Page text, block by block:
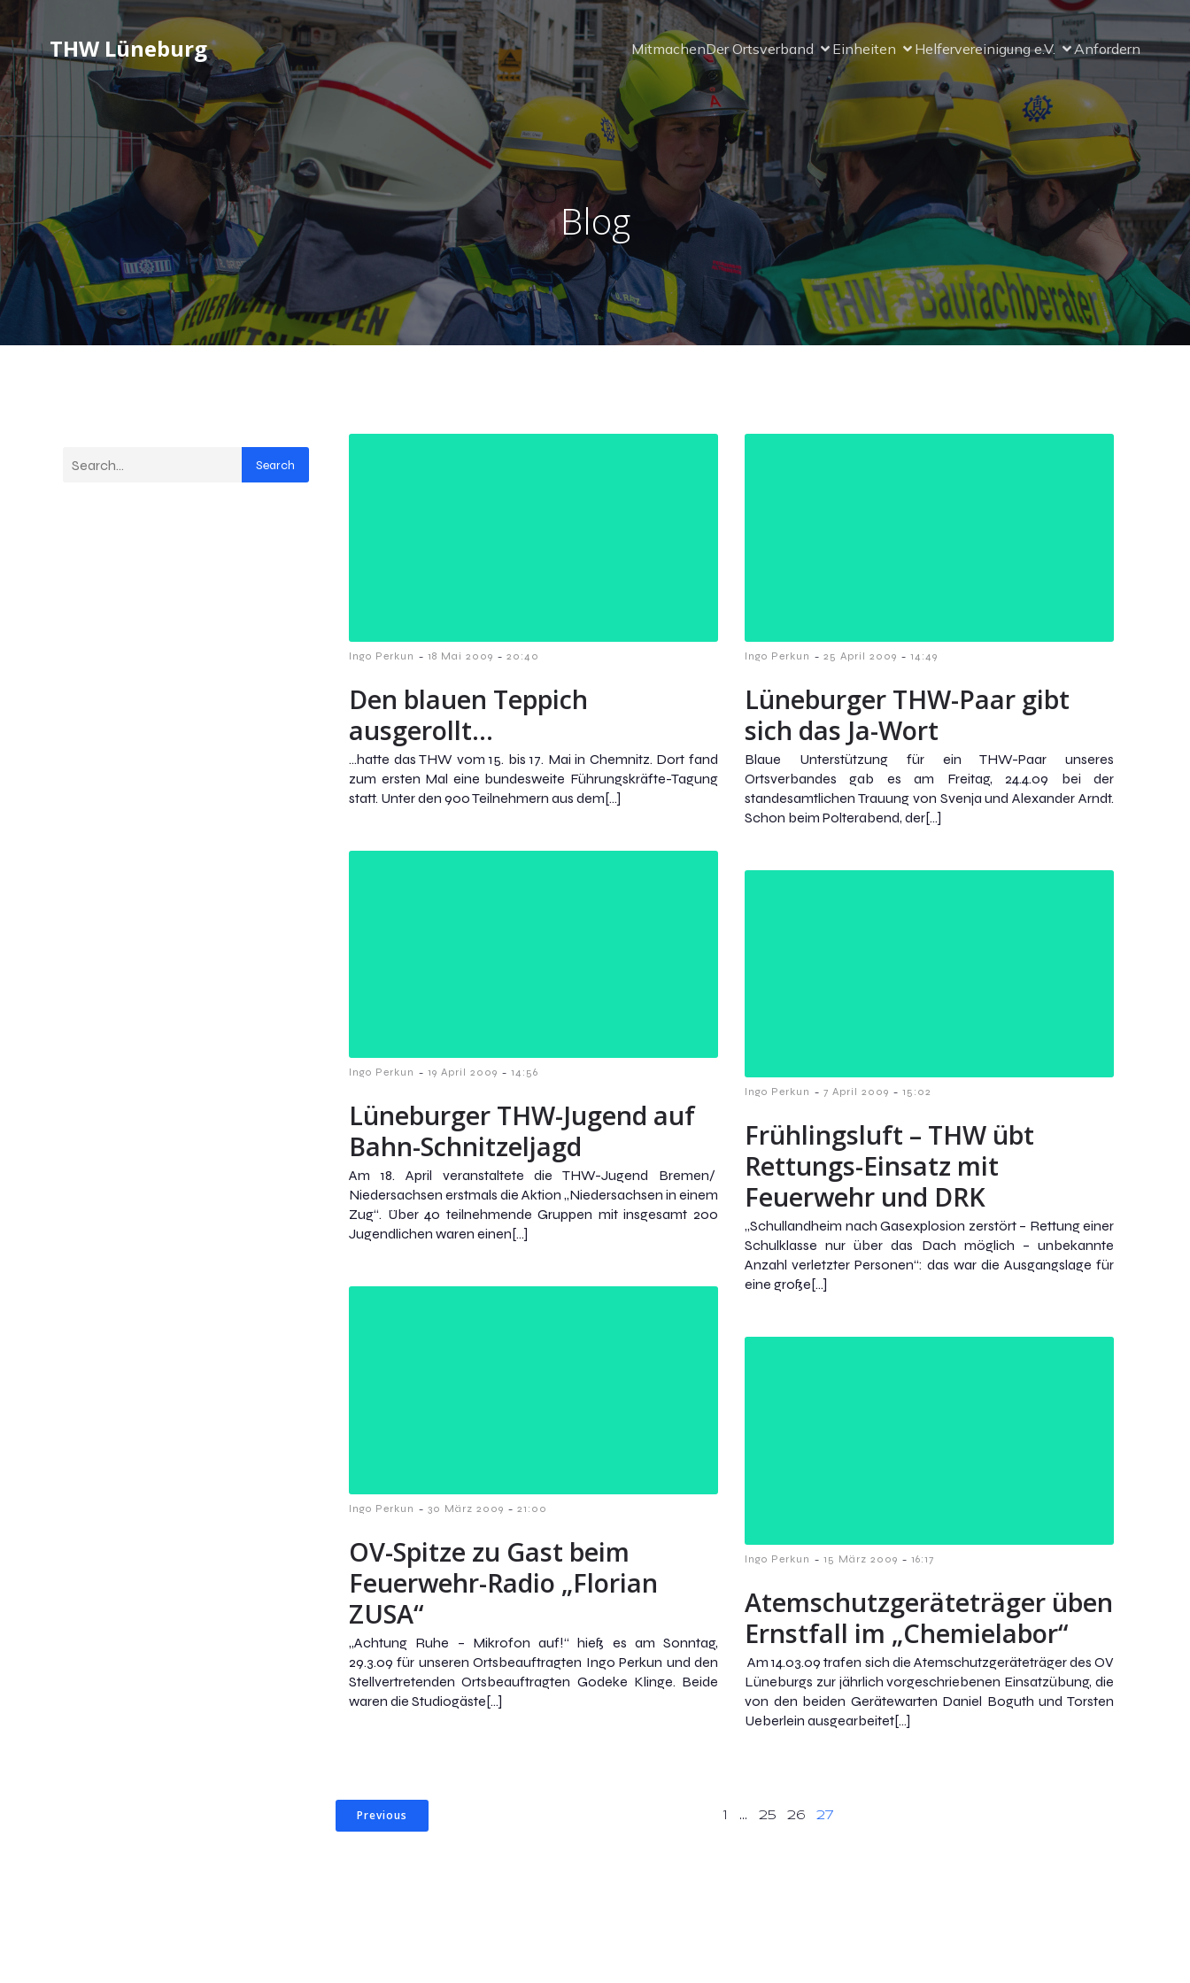
THW Lüneburg MitmachenDer Ortsverband Einheiten Helfervereinigung e.V. Anfordern
Blog
Search
Ingo Perkun - 18 Mai 2009 - 20:40
Den blauen Teppich
ausgerollt…
…hatte das THW vom 15. bis 17. Mai in Chemnitz. Dort fand
zum ersten Mal eine bundesweite Führungskräfte-Tagung
statt. Unter den 900 Teilnehmern aus dem[…]
Ingo Perkun - 25 April 2009 - 14:49
Lüneburger THW-Paar gibt
sich das Ja-Wort
Blaue Unterstützung für ein THW-Paar unseres
Ortsverbandes gab es am Freitag, 24.4.09 bei der
standesamtlichen Trauung von Svenja und Alexander Arndt.
Schon beim Polterabend, der[…]
Ingo Perkun - 19 April 2009 - 14:56
Lüneburger THW-Jugend auf
Bahn-Schnitzeljagd
Am 18. April veranstaltete die THW-Jugend Bremen/
Niedersachsen erstmals die Aktion „Niedersachsen in einem
Zug“. Über 40 teilnehmende Gruppen mit insgesamt 200
Jugendlichen waren einen[…]
Ingo Perkun - 7 April 2009 - 15:02
Frühlingsluft – THW übt
Rettungs-Einsatz mit
Feuerwehr und DRK
„Schullandheim nach Gasexplosion zerstört – Rettung einer
Schulklasse nur über das Dach möglich – unbekannte
Anzahl verletzter Personen“: das war die Ausgangslage für
eine große[…]
Ingo Perkun - 30 März 2009 - 21:00
OV-Spitze zu Gast beim
Feuerwehr-Radio „Florian
ZUSA“
„Achtung Ruhe – Mikrofon auf!“ hieß es am Sonntag,
29.3.09 für unseren Ortsbeauftragten Ingo Perkun und den
Stellvertretenden Ortsbeauftragten Godeke Klinge. Beide
waren die Studiogäste[…]
Ingo Perkun - 15 März 2009 - 16:17
Atemschutzgeräteträger üben
Ernstfall im „Chemielabor“
Am 14.03.09 trafen sich die Atemschutzgeräteträger des OV
Lüneburgs zur jährlich vorgeschriebenen Einsatzübung, die
von den beiden Gerätewarten Daniel Boguth und Torsten
Ueberlein ausgearbeitet[…]
Previous 1 … 25 26 27